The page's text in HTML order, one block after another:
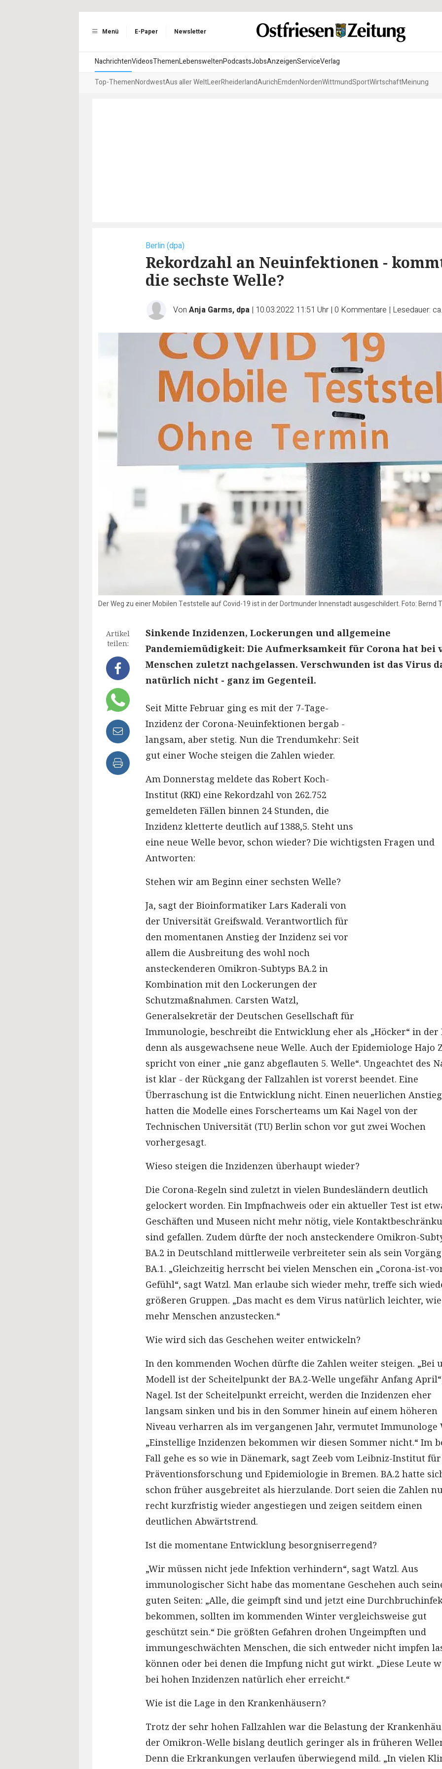
Menü E-Paper Newsletter
NachrichtenVideosThemenLebensweltenPodcastsJobsAnzeigenServiceVerlag
Top-ThemenNordwestAus aller WeltLeerRheiderlandAurichEmdenNordenWittmundSportWirtschaftMeinung
Berlin (dpa)
Rekordzahl an Neuinfektionen -
die sechste Welle?
Von Anja Garms, dpa | 10.03.2022 11:51 Uhr | 0 Kommentare | Lesedauer:
Der Weg zu einer Mobilen Teststelle auf Covid-19 ist in der Dortmunder Innenstadt ausgeschildert. Foto: Bernd
Artikel
teilen:
Sinkende Inzidenzen, Lockerungen und allgemeine
Pandemiemüdigkeit: Die Aufmerksamkeit für Corona hat bei
Menschen zuletzt nachgelassen. Verschwunden ist das Virus
natürlich nicht - ganz im Gegenteil.
Seit Mitte Februar ging es mit der 7-Tage-
Inzidenz der Corona-Neuinfektionen bergab -
langsam, aber stetig. Nun die Trendumkehr: Seit
gut einer Woche steigen die Zahlen wieder.
Am Donnerstag meldete das Robert Koch-
Institut (RKI) eine Rekordzahl von 262.752
gemeldeten Fällen binnen 24 Stunden, die
Inzidenz kletterte deutlich auf 1388,5. Steht uns
eine neue Welle bevor, schon wieder? Die wichtigsten Fragen und
Antworten:
Stehen wir am Beginn einer sechsten Welle?
Ja, sagt der Bioinformatiker Lars Kaderali von
der Universität Greifswald. Verantwortlich für
den momentanen Anstieg der Inzidenz sei vor
allem die Ausbreitung des wohl noch
ansteckenderen Omikron-Subtyps BA.2 in
Kombination mit den Lockerungen der
Schutzmaßnahmen. Carsten Watzl,
Generalsekretär der Deutschen Gesellschaft für
Immunologie, beschreibt die Entwicklung eher als „Höcker“ in der
denn als ausgewachsene neue Welle. Auch der Epidemiologe Hajo
spricht von einer „nie ganz abgeflauten 5. Welle“. Ungeachtet des
ist klar - der Rückgang der Fallzahlen ist vorerst beendet. Eine
Überraschung ist die Entwicklung nicht. Einen neuerlichen Anstieg
hatten die Modelle eines Forscherteams um Kai Nagel von der
Technischen Universität (TU) Berlin schon vor gut zwei Wochen
vorhergesagt.
Wieso steigen die Inzidenzen überhaupt wieder?
Die Corona-Regeln sind zuletzt in vielen Bundesländern deutlich
gelockert worden. Ein Impfnachweis oder ein aktueller Test ist
Geschäften und Museen nicht mehr nötig, viele
sind gefallen. Zudem dürfte der noch ansteckendere Omikron-
BA.2 in Deutschland mittlerweile verbreiteter sein als sein
BA.1. „Gleichzeitig herrscht bei vielen Menschen ein „Corona-ist-
Gefühl“, sagt Watzl. Man erlaube sich wieder mehr, treffe sich
größeren Gruppen. „Das macht es dem Virus natürlich leichter,
mehr Menschen anzustecken.“
Wie wird sich das Geschehen weiter entwickeln?
In den kommenden Wochen dürfte die Zahlen weiter steigen. „Bei
Modell ist der Scheitelpunkt der BA.2-Welle ungefähr Anfang
Nagel. Ist der Scheitelpunkt erreicht, werden die Inzidenzen eher
langsam sinken und bis in den Sommer hinein auf einem höheren
Niveau verharren als im vergangenen Jahr, vermutet Immunologe
„Einstellige Inzidenzen bekommen wir diesen Sommer nicht.“ Im
Fall gehe es so wie in Dänemark, sagt Zeeb vom Leibniz-Institut für
Präventionsforschung und Epidemiologie in Bremen. BA.2 hatte
schon früher ausgebreitet als hierzulande. Dort seien die Zahlen
recht kurzfristig wieder angestiegen und zeigen seitdem einen
deutlichen Abwärtstrend.
Ist die momentane Entwicklung besorgniserregend?
„Wir müssen nicht jede Infektion verhindern“, sagt Watzl. Aus
immunologischer Sicht habe das momentane Geschehen auch
guten Seiten: „Alle, die geimpft sind und jetzt eine
bekommen, sollten im kommenden Winter vergleichsweise gut
geschützt sein.“ Die größten Gefahren drohen Ungeimpften und
immungeschwächten Menschen, die sich entweder nicht impfen
können oder bei denen die Impfung nicht gut wirkt. „Diese Leute
bei hohen Inzidenzen natürlich eher erreicht.“
Wie ist die Lage in den Krankenhäusern?
Trotz der sehr hohen Fallzahlen war die Belastung der
der Omikron-Welle bislang deutlich geringer als in früheren
Denn die Erkrankungen verlaufen überwiegend mild. „In vielen